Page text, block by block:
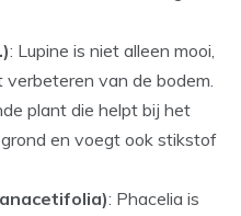
: Lupine is niet alleen mooi,
van de bodem.
plant die helpt bij het
en voegt ook stikstof
: Phacelia is